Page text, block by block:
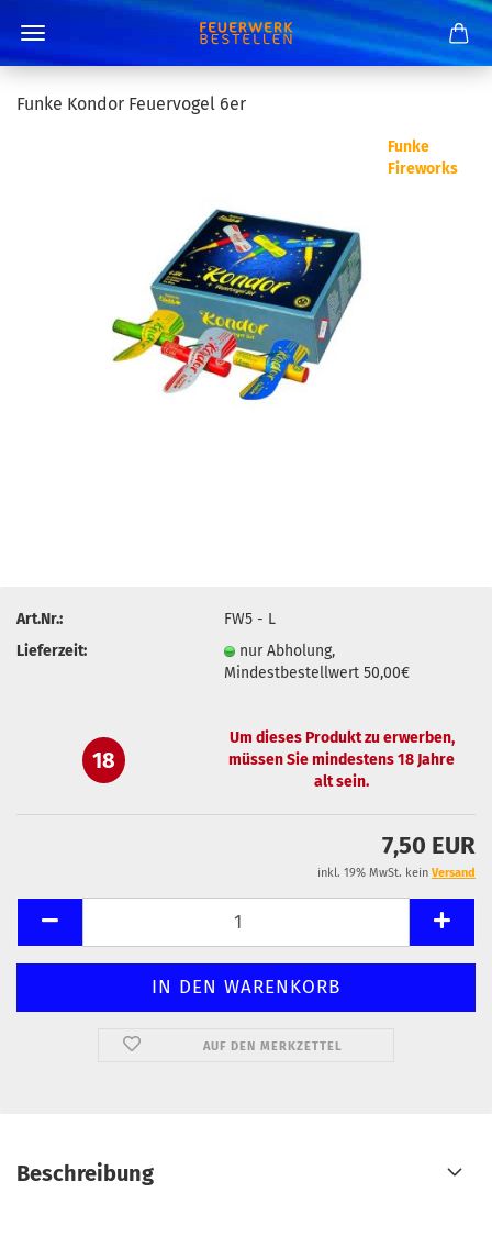
Funke Kondor Feuervogel 6er
Funke
Fireworks
Art.Nr.:
FW5 - L
Lieferzeit:
nur Abholung,
Mindestbestellwert 50,00€
18
Um dieses Produkt zu erwerben,
müssen Sie mindestens 18 Jahre
alt sein.
7,50 EUR
inkl. 19% MwSt. kein Versand
AUF DEN MERKZETTEL
Beschreibung